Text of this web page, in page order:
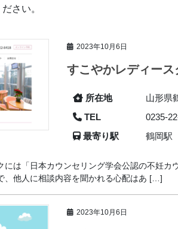
さい。
2023年10月6日
すこやかレディース
所在地
山形県
TEL
0235-
最寄り駅
鶴岡駅
には「日本カウンセリング学会公認の不妊
、他人に相談内容を聞かれる心配はあ […]
2023年10月6日